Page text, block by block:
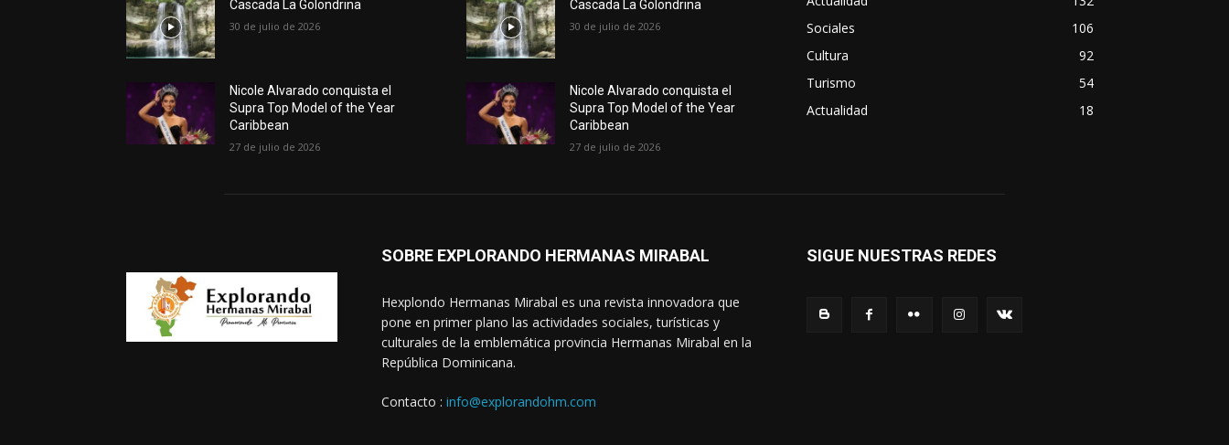
Cascada La Golondrina
30 de julio de 2026
Nicole Alvarado conquista el
Supra Top Model of the Year
Caribbean
27 de julio de 2026
Cascada La Golondrina
30 de julio de 2026
Nicole Alvarado conquista el
Supra Top Model of the Year
Caribbean
27 de julio de 2026
Sociales
106
Cultura
92
Turismo
54
Actualidad
18
SOBRE EXPLORANDO HERMANAS MIRABAL
Hexplondo Hermanas Mirabal es una revista innovadora que
pone en primer plano las actividades sociales, turísticas y
culturales de la emblemática provincia Hermanas Mirabal en la
República Dominicana.
Contacto : info@explorandohm.com
SIGUE NUESTRAS REDES